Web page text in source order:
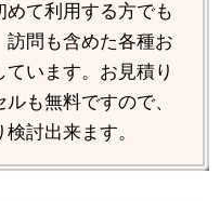
て利用する方でも
問も含めた各種お
います。お見積り
も無料ですので、
討出来ます。